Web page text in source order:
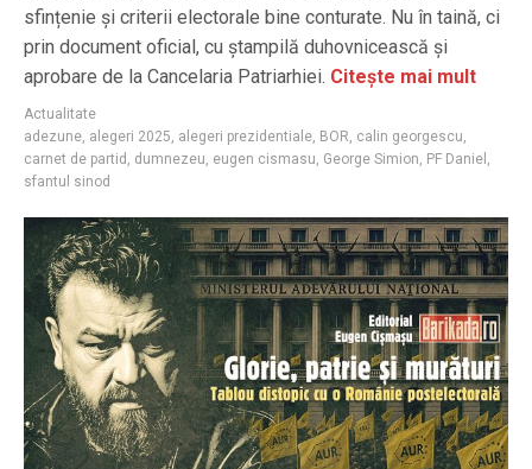
sfințenie și criterii electorale bine conturate. Nu în taină, ci
prin document oficial, cu ştampilă duhovnicească și
aprobare de la Cancelaria Patriarhiei. Citește mai mult
Actualitate
adezune, alegeri 2025, alegeri prezidentiale, BOR, calin georgescu,
carnet de partid , dumnezeu, eugen cismasu, George Simion, PF Daniel ,
sfantul sinod